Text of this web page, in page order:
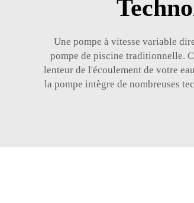
Une pompe à vitesse variable
pompe de piscine traditionnelle.
lenteur de l'écoulement de votre
la pompe intègre de nombreuses